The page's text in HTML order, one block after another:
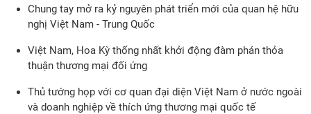
Chung tay mở ra kỷ nguyên phát triển mới của quan hệ hữu
nghị Việt Nam - Trung Quốc
Việt Nam, Hoa Kỳ thống nhất khởi động đàm phán thỏa
thuận thương mại đối ứng
Thủ tướng họp với cơ quan đại diện Việt Nam ở nước ngoài
và doanh nghiệp về thích ứng thương mại quốc tế